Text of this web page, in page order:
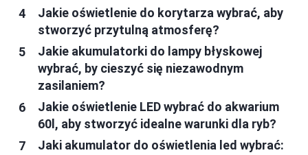
Jakie oświetlenie do korytarza wybrać, aby
stworzyć przytulną atmosferę?
Jakie akumulatorki do lampy błyskowej
wybrać, by cieszyć się niezawodnym
zasilaniem?
Jakie oświetlenie LED wybrać do akwarium
60l, aby stworzyć idealne warunki dla ryb?
Jaki akumulator do oświetlenia led wybrać: